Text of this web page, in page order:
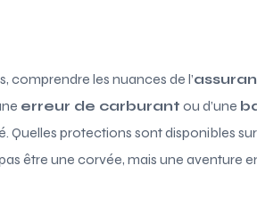
comprendre les nuances de l’
erreur de carburant ou d’une
Quelles protections sont disponibles
être une corvée, mais une aventure